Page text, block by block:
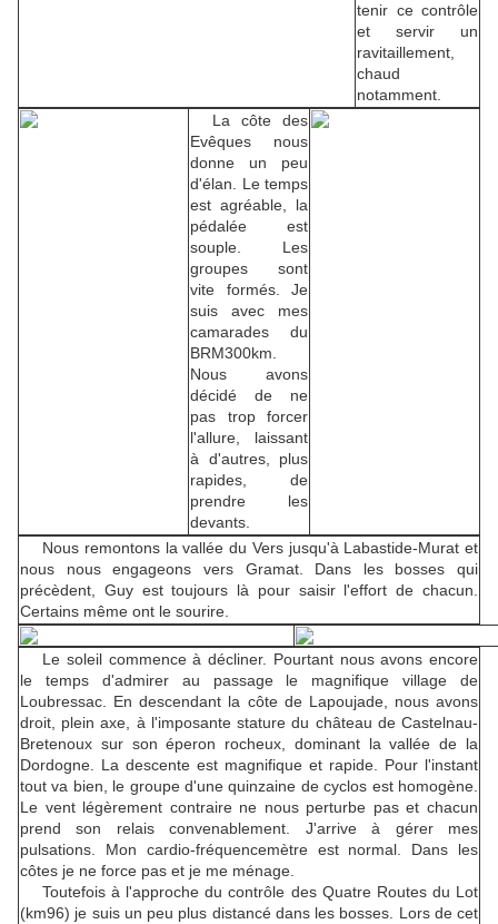
tenir ce contrôle
et servir un
ravitaillement,
chaud
notamment.
La côte des
Evêques nous
donne un peu
d'élan. Le temps
est agréable, la
pédalée est
souple. Les
groupes sont
vite formés. Je
suis avec mes
camarades du
BRM300km.
Nous avons
décidé de ne
pas trop forcer
l'allure, laissant
à d'autres, plus
rapides, de
prendre les
devants.
Nous remontons la vallée du Vers jusqu'à Labastide-Murat et
nous nous engageons vers Gramat. Dans les bosses qui
précèdent, Guy est toujours là pour saisir l'effort de chacun.
Certains même ont le sourire.
Le soleil commence à décliner. Pourtant nous avons encore
le temps d'admirer au passage le magnifique village de
Loubressac. En descendant la côte de Lapoujade, nous avons
droit, plein axe, à l'imposante stature du château de Castelnau-
Bretenoux sur son éperon rocheux, dominant la vallée de la
Dordogne. La descente est magnifique et rapide. Pour l'instant
tout va bien, le groupe d'une quinzaine de cyclos est homogène.
Le vent légèrement contraire ne nous perturbe pas et chacun
prend son relais convenablement. J'arrive à gérer mes
pulsations. Mon cardio-fréquencemètre est normal. Dans les
côtes je ne force pas et je me ménage.
Toutefois à l'approche du contrôle des Quatre Routes du Lot
(km96) je suis un peu plus distancé dans les bosses. Lors de cet